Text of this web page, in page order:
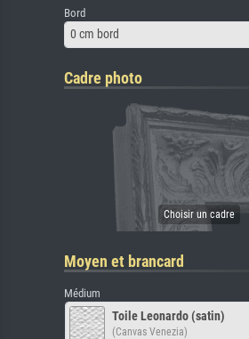
Bord
0 cm bord
Cadre photo
Moyen et brancard
Médium
Toile Leonardo (satin)
(Canvas Venezia)